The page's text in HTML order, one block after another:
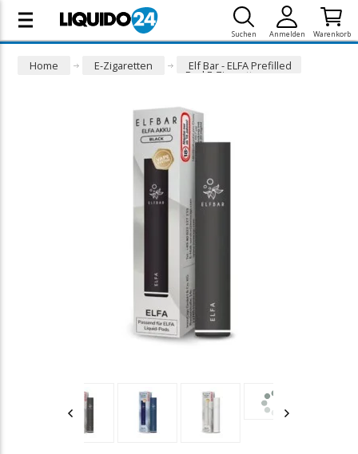
Suchen Anmelden Warenkorb
Home E-Zigaretten Elf Bar - ELFA Prefilled
Pod E-Zigarette -